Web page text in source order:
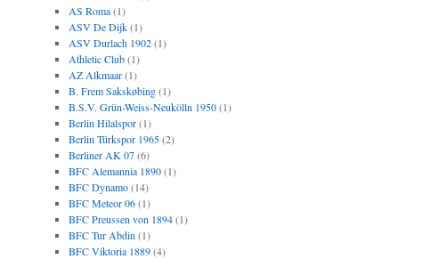
AS Roma(1)
ASV De Dijk(1)
ASV Durlach 1902(1)
Athletic Club(1)
AZ Alkmaar(1)
B. Frem Sakskøbing(1)
B.S.V. Grün-Weiss-Neukölln 1950(1)
Berlin Hilalspor(1)
Berlin Türkspor 1965(2)
Berliner AK 07(6)
BFC Alemannia 1890(1)
BFC Dynamo(14)
BFC Meteor 06(1)
BFC Preussen von 1894(1)
BFC Tur Abdin (1)
BFC Viktoria 1889(4)